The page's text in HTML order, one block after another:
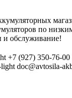
по
обслуживание!
+7 (927) 350-76-00
doc@avtosila-